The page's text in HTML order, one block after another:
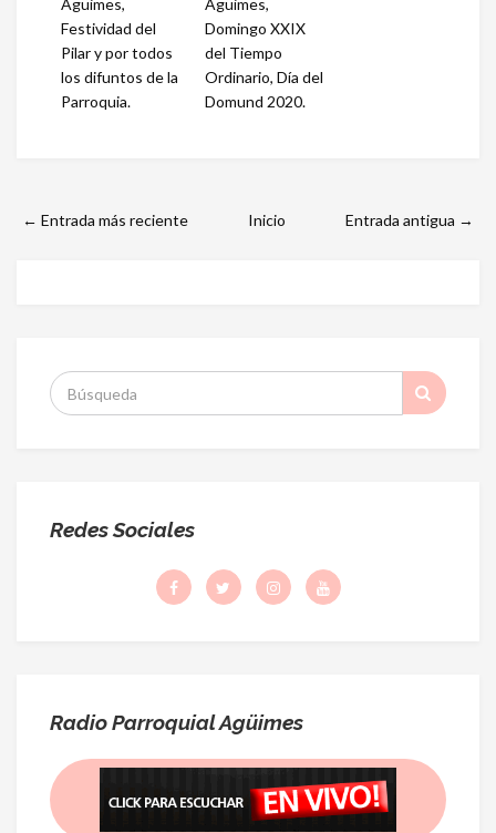
Agüimes,
Festividad del
Pilar y por todos
los difuntos de la
Parroquia.
Agüimes,
Domingo XXIX
del Tiempo
Ordinario, Día del
Domund 2020.
← Entrada más reciente Entrada antigua →
Inicio
S
:
Redes Sociales
Radio Parroquial Agüimes